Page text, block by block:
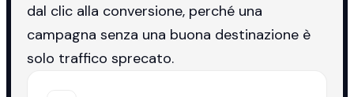
dal clic alla conversione, perché una
campagna senza una buona destinazione è
solo traffico sprecato.